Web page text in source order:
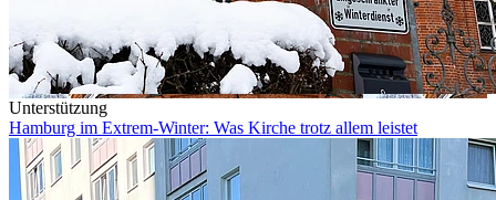
Unterstützung
Hamburg im Extrem-Winter: Was Kirche trotz allem leistet